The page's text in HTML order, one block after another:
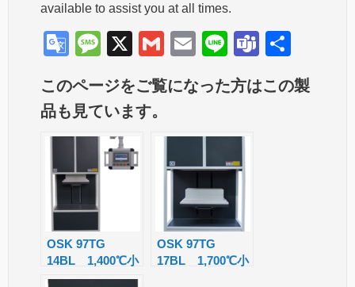
available to assist you at all times.
G
o
gl
e
Tr
a
n
sl
at
M
ss
a
g
e
X
G
ail
E
ail
Li
e
T
a
このページをご覧になった方はこの製
品も見ています。
OSK 97TG
14BL 1,400℃小
型ボトムローディ
OSK 97TG
17BL 1,700℃小